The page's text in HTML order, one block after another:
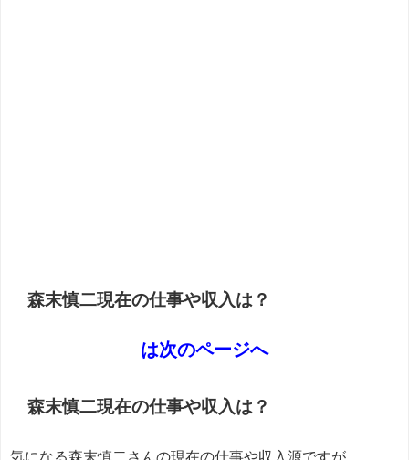
森末慎二現在の仕事や収入は？
は次のページへ
森末慎二現在の仕事や収入は？
気になる森末慎二さんの現在の仕事や収入源ですが、